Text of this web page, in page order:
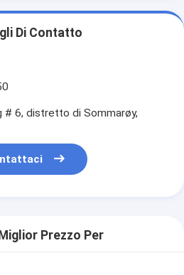
Di Contatto
# 6, distretto di Sommarøy,
Prezzo Per